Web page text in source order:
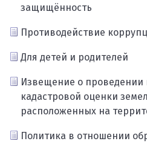
защищённость
Противодействие
Для детей и родителей
Извещение о проведении
кадастровой оценки
расположенных на
Политика в отношении